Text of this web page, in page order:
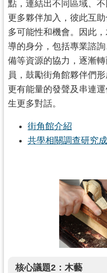
點，連結出不同區域、
更多夥伴加入，彼此互
多可能性和機會。因此
導的身分，包括專業諮
備等資源的協力，逐漸
員，鼓勵街角館夥伴們
更有能量的發聲及串連
生更多對話。
街角館介紹
共學相關調查研究
核心議題2：木藝